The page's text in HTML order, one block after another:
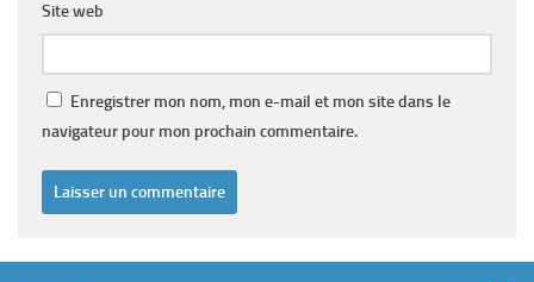
Site web
Enregistrer mon nom, mon e-mail et mon site dans le
navigateur pour mon prochain commentaire.